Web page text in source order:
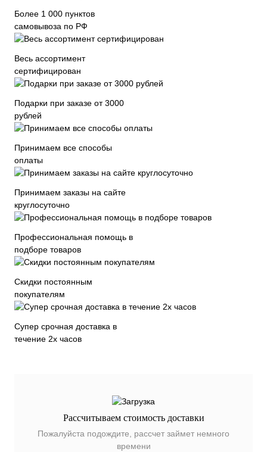
Более 1 000 пунктов
самовывоза по РФ
Весь ассортимент
сертифицирован
Подарки при заказе от 3000
рублей
Принимаем все способы
оплаты
Принимаем заказы на сайте
круглосуточно
Профессиональная помощь в
подборе товаров
Скидки постоянным
покупателям
Супер срочная доставка в
течение 2х часов
Рассчитываем стоимость доставки
Пожалуйста подождите, рассчет займет немного
времени